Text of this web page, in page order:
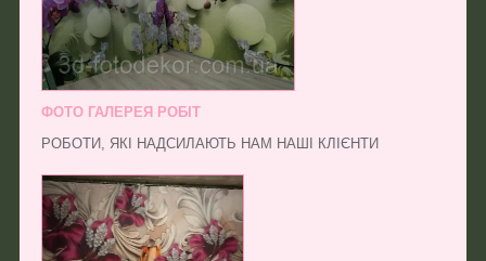
ФОТО ГАЛЕРЕЯ РОБІТ
РОБОТИ, ЯКІ НАДСИЛАЮТЬ НАМ НАШІ КЛІЄНТИ